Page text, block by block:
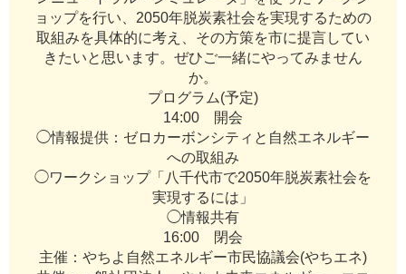
ョ ップを行い 2050年脱炭素社会を実現するための
取組みを具体的に考え その方策を市に提言してい
き たいと 思い ま す。 ぜひご一緒にやってみ ま せん
か。
プロ グラ ム(予定)
14:00 開会
◯情報提供 ： ゼロ カーボンシテ ィ と 自然エネルギー
への取組み
◯ワーク シ ョ ップ「 八千代市で2050年脱炭素社会を
実現するには 」
◯情報共有
16:00 閉会
主催 ： やち よ 自然エネルギー市民協議会(やちエネ)